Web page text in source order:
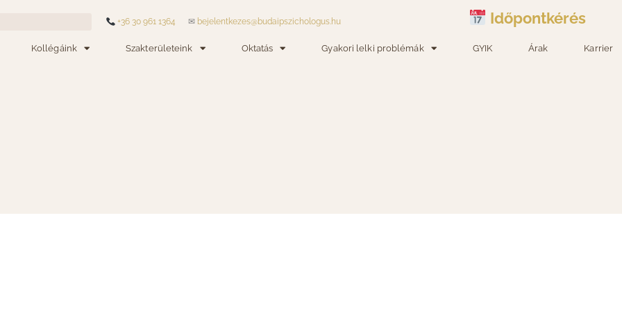
+36 30 961 1364 ✉ bejelentkezes@budaipszichologus.hu Időpontkérés
Kollégáink Szakterületeink Oktatás Gyakori lelki problémák GYIK Árak Karrier